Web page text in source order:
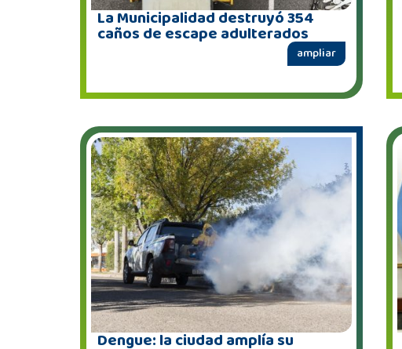
La Municipalidad destruyó 354
caños de escape adulterados
ampliar
Dengue: la ciudad amplía su